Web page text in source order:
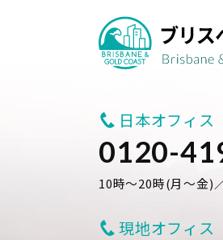
日本オフィス
0120-
10時～20時(月～金)
現地オフィス